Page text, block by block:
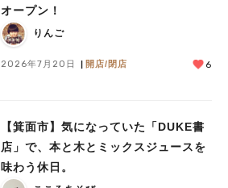
オープン！
りんご
2026年7月20日 開店/閉店 6
【箕面市】気になっていた「DUKE書
店」で、本と木とミックスジュースを
味わう休日。